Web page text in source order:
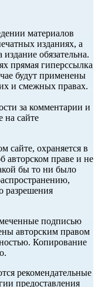
материалов
изданиях, а
обязательна.
прямая гиперссылка
будут применены
и смежных правах.
за комментарии и
на сайте
сайте, охраняется в
авторском праве и не
бы то ни было
разрешения
подписью
авторским правом
Копирование
рекомендательные
предоставления